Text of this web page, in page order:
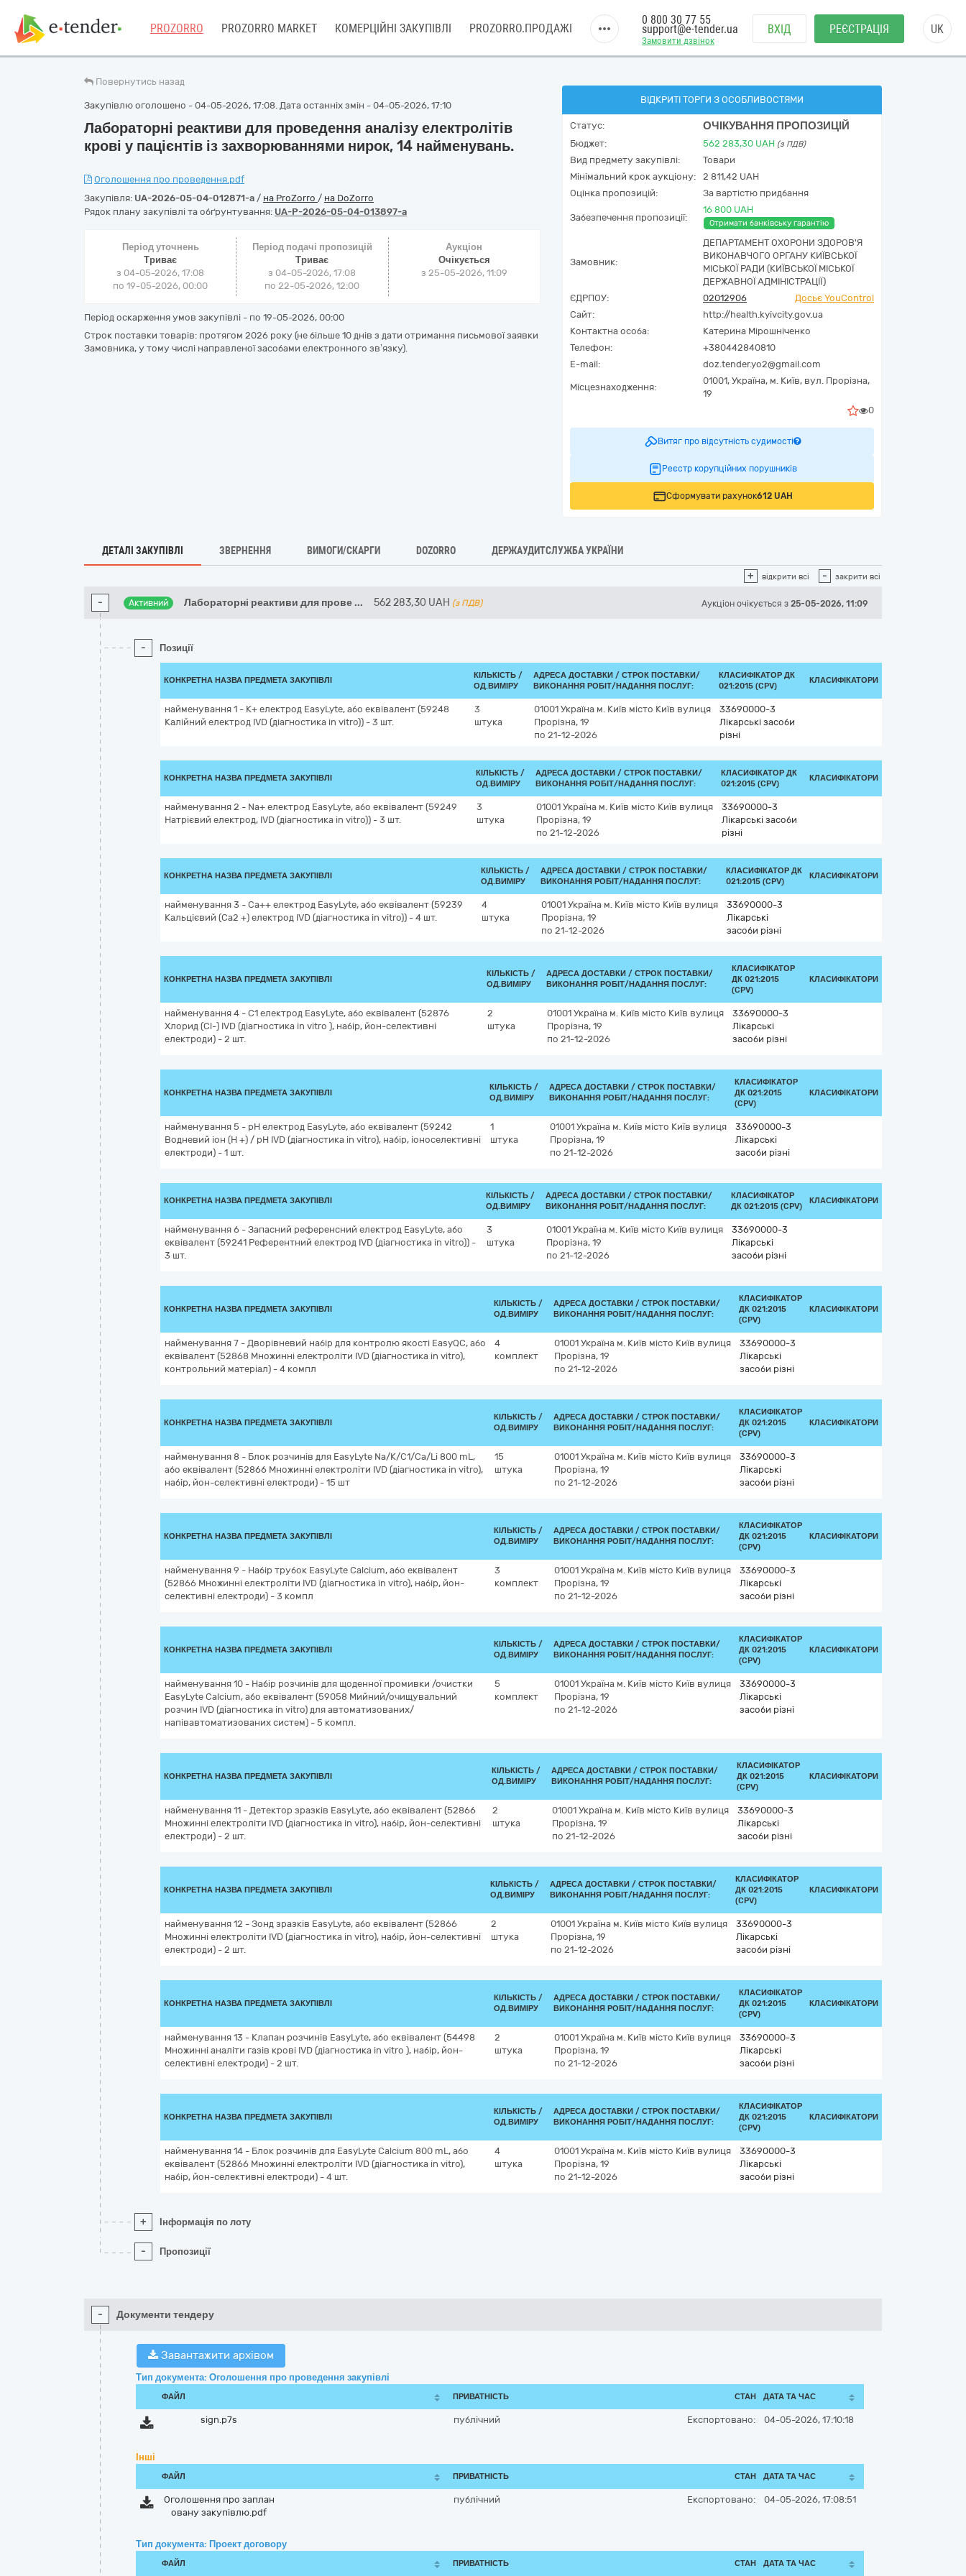
PROZORRO PROZORRO MARKET КОМЕРЦІЙНІ ЗАКУПІВЛІ PROZORRO.ПРОДАЖІ
Замовити дзвінок
0 800 30 77 55
support@e-tender.ua ВХІД РЕЄСТРАЦІЯ UK
Повернутись назад
Закупівлю оголошено - 04-05-2026, 17:08. Дата останніх змін - 04-05-2026, 17:10
Лабораторні реактиви для проведення аналізу електролітів
крові у пацієнтів із захворюваннями нирок, 14 найменувань.
Оголошення про проведення.pdf
Закупівля: UA-2026-05-04-012871-a / на ProZorro / на DoZorro
Рядок плану закупівлі та обґрунтування: UA-P-2026-05-04-013897-a
Період уточнень
Триває
з 04-05-2026, 17:08
по 19-05-2026, 00:00
Період подачі пропозицій
Триває
з 04-05-2026, 17:08
по 22-05-2026, 12:00
Аукціон
Очікується
з 25-05-2026, 11:09
Період оскарження умов закупівлі - по 19-05-2026, 00:00
Строк поставки товарів: протягом 2026 року (не більше 10 днів з дати отримання письмової заявки
Замовника, у тому числі направленої засобами електронного зв’язку).
ВІДКРИТІ ТОРГИ З ОСОБЛИВОСТЯМИ
Статус: ОЧІКУВАННЯ ПРОПОЗИЦІЙ
Бюджет: 562 283,30 UAH (з ПДВ)
Вид предмету закупівлі:
Товари
Мінімальний крок аукціону:
2 811,42 UAH
Оцінка пропозицій:
За вартістю придбання
Забезпечення пропозиції:
16 800 UAH
Отримати банківську гарантію
Замовник:
ДЕПАРТАМЕНТ ОХОРОНИ ЗДОРОВ'Я
ВИКОНАВЧОГО ОРГАНУ КИЇВСЬКОЇ
МІСЬКОЇ РАДИ (КИЇВСЬКОЇ МІСЬКОЇ
ДЕРЖАВНОЇ АДМІНІСТРАЦІЇ)
ЄДРПОУ:
02012906
Досьє YouControl
Сайт:
http://health.kyivcity.gov.ua
Контактна особа:
Катерина Мірошніченко
Телефон:
+380442840810
E-mail:
doz.tender.yo2@gmail.com
Місцезнаходження:
01001, Україна, м. Київ, вул. Прорізна,
19
0
Витяг про відсутність судимості
Реєстр корупційних порушників
Сформувати рахунок612 UAH
ДЕТАЛІ ЗАКУПІВЛІ ЗВЕРНЕННЯ ВИМОГИ/СКАРГИ DOZORRO ДЕРЖАУДИТСЛУЖБА УКРАЇНИ
+ відкрити всі - закрити всі
- Активний Лабораторні реактиви для прове ... 562 283,30 UAH (з ПДВ) Аукціон очікується з 25-05-2026, 11:09
- Позиції
КОНКРЕТНА НАЗВА ПРЕДМЕТА ЗАКУПІВЛІ
КІЛЬКІСТЬ /
ОД.ВИМІРУ
АДРЕСА ДОСТАВКИ / СТРОК ПОСТАВКИ/
ВИКОНАННЯ РОБІТ/НАДАННЯ ПОСЛУГ:
КЛАСИФІКАТОР ДК
021:2015 (CPV)
КЛАСИФІКАТОРИ
найменування 1 - K+ електрод EasyLyte, або еквівалент (59248
Калійний електрод IVD (діагностика in vitro)) - 3 шт.
3
штука
01001 Україна м. Київ місто Київ вулиця
Прорізна, 19
по 21-12-2026
33690000-3
Лікарські засоби
різні
КОНКРЕТНА НАЗВА ПРЕДМЕТА ЗАКУПІВЛІ
КІЛЬКІСТЬ /
ОД.ВИМІРУ
АДРЕСА ДОСТАВКИ / СТРОК ПОСТАВКИ/
ВИКОНАННЯ РОБІТ/НАДАННЯ ПОСЛУГ:
КЛАСИФІКАТОР ДК
021:2015 (CPV)
КЛАСИФІКАТОРИ
найменування 2 - Na+ електрод EasyLyte, або еквівалент (59249
Натрієвий електрод, IVD (діагностика in vitro)) - 3 шт.
3
штука
01001 Україна м. Київ місто Київ вулиця
Прорізна, 19
по 21-12-2026
33690000-3
Лікарські засоби
різні
КОНКРЕТНА НАЗВА ПРЕДМЕТА ЗАКУПІВЛІ
КІЛЬКІСТЬ /
ОД.ВИМІРУ
АДРЕСА ДОСТАВКИ / СТРОК ПОСТАВКИ/
ВИКОНАННЯ РОБІТ/НАДАННЯ ПОСЛУГ:
КЛАСИФІКАТОР ДК
021:2015 (CPV)
КЛАСИФІКАТОРИ
найменування 3 - Ca++ електрод EasyLyte, або еквівалент (59239
Кальцієвий (Ca2 +) електрод IVD (діагностика in vitro)) - 4 шт.
4
штука
01001 Україна м. Київ місто Київ вулиця
Прорізна, 19
по 21-12-2026
33690000-3
Лікарські
засоби різні
КОНКРЕТНА НАЗВА ПРЕДМЕТА ЗАКУПІВЛІ
КІЛЬКІСТЬ /
ОД.ВИМІРУ
АДРЕСА ДОСТАВКИ / СТРОК ПОСТАВКИ/
ВИКОНАННЯ РОБІТ/НАДАННЯ ПОСЛУГ:
КЛАСИФІКАТОР
ДК 021:2015
(CPV)
КЛАСИФІКАТОРИ
найменування 4 - C1 електрод EasyLyte, або еквівалент (52876
Хлорид (Cl-) IVD (діагностика in vitro ), набір, йон-селективні
електроди) - 2 шт.
2
штука
01001 Україна м. Київ місто Київ вулиця
Прорізна, 19
по 21-12-2026
33690000-3
Лікарські
засоби різні
КОНКРЕТНА НАЗВА ПРЕДМЕТА ЗАКУПІВЛІ
КІЛЬКІСТЬ /
ОД.ВИМІРУ
АДРЕСА ДОСТАВКИ / СТРОК ПОСТАВКИ/
ВИКОНАННЯ РОБІТ/НАДАННЯ ПОСЛУГ:
КЛАСИФІКАТОР
ДК 021:2015
(CPV)
КЛАСИФІКАТОРИ
найменування 5 - pH електрод EasyLyte, або еквівалент (59242
Водневий іон (H +) / pH IVD (діагностика in vitro), набір, іоноселективні
електроди) - 1 шт.
1
штука
01001 Україна м. Київ місто Київ вулиця
Прорізна, 19
по 21-12-2026
33690000-3
Лікарські
засоби різні
КОНКРЕТНА НАЗВА ПРЕДМЕТА ЗАКУПІВЛІ
КІЛЬКІСТЬ /
ОД.ВИМІРУ
АДРЕСА ДОСТАВКИ / СТРОК ПОСТАВКИ/
ВИКОНАННЯ РОБІТ/НАДАННЯ ПОСЛУГ:
КЛАСИФІКАТОР
ДК 021:2015 (CPV)
КЛАСИФІКАТОРИ
найменування 6 - Запасний референсний електрод EasyLyte, або
еквівалент (59241 Референтний електрод IVD (діагностика in vitro)) -
3 шт.
3
штука
01001 Україна м. Київ місто Київ вулиця
Прорізна, 19
по 21-12-2026
33690000-3
Лікарські
засоби різні
КОНКРЕТНА НАЗВА ПРЕДМЕТА ЗАКУПІВЛІ
КІЛЬКІСТЬ /
ОД.ВИМІРУ
АДРЕСА ДОСТАВКИ / СТРОК ПОСТАВКИ/
ВИКОНАННЯ РОБІТ/НАДАННЯ ПОСЛУГ:
КЛАСИФІКАТОР
ДК 021:2015
(CPV)
КЛАСИФІКАТОРИ
найменування 7 - Дворівневий нaбіp для контролю якості EasyQC, або
еквівалент (52868 Множинні електроліти IVD (діагностика in vitro),
контрольний матеріал) - 4 компл
4
комплект
01001 Україна м. Київ місто Київ вулиця
Прорізна, 19
по 21-12-2026
33690000-3
Лікарські
засоби різні
КОНКРЕТНА НАЗВА ПРЕДМЕТА ЗАКУПІВЛІ
КІЛЬКІСТЬ /
ОД.ВИМІРУ
АДРЕСА ДОСТАВКИ / СТРОК ПОСТАВКИ/
ВИКОНАННЯ РОБІТ/НАДАННЯ ПОСЛУГ:
КЛАСИФІКАТОР
ДК 021:2015
(CPV)
КЛАСИФІКАТОРИ
найменування 8 - Блок розчинів для EasyLyte Na/K/C1/Ca/Li 800 mL,
або еквівалент (52866 Множинні електроліти IVD (діагностика in vitro),
набір, йон-селективні електроди) - 15 шт
15
штука
01001 Україна м. Київ місто Київ вулиця
Прорізна, 19
по 21-12-2026
33690000-3
Лікарські
засоби різні
КОНКРЕТНА НАЗВА ПРЕДМЕТА ЗАКУПІВЛІ
КІЛЬКІСТЬ /
ОД.ВИМІРУ
АДРЕСА ДОСТАВКИ / СТРОК ПОСТАВКИ/
ВИКОНАННЯ РОБІТ/НАДАННЯ ПОСЛУГ:
КЛАСИФІКАТОР
ДК 021:2015
(CPV)
КЛАСИФІКАТОРИ
найменування 9 - Haбip трубок EasyLyte Calсium, або еквівалент
(52866 Множинні електроліти IVD (діагностика in vitro), набір, йон-
селективні електроди) - 3 компл
3
комплект
01001 Україна м. Київ місто Київ вулиця
Прорізна, 19
по 21-12-2026
33690000-3
Лікарські
засоби різні
КОНКРЕТНА НАЗВА ПРЕДМЕТА ЗАКУПІВЛІ
КІЛЬКІСТЬ /
ОД.ВИМІРУ
АДРЕСА ДОСТАВКИ / СТРОК ПОСТАВКИ/
ВИКОНАННЯ РОБІТ/НАДАННЯ ПОСЛУГ:
КЛАСИФІКАТОР
ДК 021:2015
(CPV)
КЛАСИФІКАТОРИ
найменування 10 - Набір розчинів для щоденної промивки /очистки
EasyLyte Calcium, або еквівалент (59058 Мийний/очищувальний
розчин IVD (діагностика in vitro) для автоматизованих/
напівавтоматизованих систем) - 5 компл.
5
комплект
01001 Україна м. Київ місто Київ вулиця
Прорізна, 19
по 21-12-2026
33690000-3
Лікарські
засоби різні
КОНКРЕТНА НАЗВА ПРЕДМЕТА ЗАКУПІВЛІ
КІЛЬКІСТЬ /
ОД.ВИМІРУ
АДРЕСА ДОСТАВКИ / СТРОК ПОСТАВКИ/
ВИКОНАННЯ РОБІТ/НАДАННЯ ПОСЛУГ:
КЛАСИФІКАТОР
ДК 021:2015
(CPV)
КЛАСИФІКАТОРИ
найменування 11 - Детектор зразків EasyLyte, або еквівалент (52866
Множинні електроліти IVD (діагностика in vitro), набір, йон-селективні
електроди) - 2 шт.
2
штука
01001 Україна м. Київ місто Київ вулиця
Прорізна, 19
по 21-12-2026
33690000-3
Лікарські
засоби різні
КОНКРЕТНА НАЗВА ПРЕДМЕТА ЗАКУПІВЛІ
КІЛЬКІСТЬ /
ОД.ВИМІРУ
АДРЕСА ДОСТАВКИ / СТРОК ПОСТАВКИ/
ВИКОНАННЯ РОБІТ/НАДАННЯ ПОСЛУГ:
КЛАСИФІКАТОР
ДК 021:2015
(CPV)
КЛАСИФІКАТОРИ
найменування 12 - Зонд зразків EasyLyte, або еквівалент (52866
Множинні електроліти IVD (діагностика in vitro), набір, йон-селективні
електроди) - 2 шт.
2
штука
01001 Україна м. Київ місто Київ вулиця
Прорізна, 19
по 21-12-2026
33690000-3
Лікарські
засоби різні
КОНКРЕТНА НАЗВА ПРЕДМЕТА ЗАКУПІВЛІ
КІЛЬКІСТЬ /
ОД.ВИМІРУ
АДРЕСА ДОСТАВКИ / СТРОК ПОСТАВКИ/
ВИКОНАННЯ РОБІТ/НАДАННЯ ПОСЛУГ:
КЛАСИФІКАТОР
ДК 021:2015
(CPV)
КЛАСИФІКАТОРИ
найменування 13 - Клапан розчинів EasyLyte, або еквівалент (54498
Множинні аналіти газів крові IVD (діагностика in vitro ), набір, йон-
селективні електроди) - 2 шт.
2
штука
01001 Україна м. Київ місто Київ вулиця
Прорізна, 19
по 21-12-2026
33690000-3
Лікарські
засоби різні
КОНКРЕТНА НАЗВА ПРЕДМЕТА ЗАКУПІВЛІ
КІЛЬКІСТЬ /
ОД.ВИМІРУ
АДРЕСА ДОСТАВКИ / СТРОК ПОСТАВКИ/
ВИКОНАННЯ РОБІТ/НАДАННЯ ПОСЛУГ:
КЛАСИФІКАТОР
ДК 021:2015
(CPV)
КЛАСИФІКАТОРИ
найменування 14 - Блок розчинів для EasyLyte Calcium 800 mL, або
еквівалент (52866 Множинні електроліти IVD (діагностика in vitro),
набір, йон-селективні електроди) - 4 шт.
4
штука
01001 Україна м. Київ місто Київ вулиця
Прорізна, 19
по 21-12-2026
33690000-3
Лікарські
засоби різні
+ Інформація по лоту
- Пропозиції
- Документи тендеру
Завантажити архівом
Тип документа: Оголошення про проведення закупівлі
ФАЙЛ ПРИВАТНІСТЬ СТАН ДАТА ТА ЧАС
sign.p7s публічний Експортовано: 04-05-2026, 17:10:18
Інші
ФАЙЛ ПРИВАТНІСТЬ СТАН ДАТА ТА ЧАС
Оголошення про заплан
овану закупівлю.pdf
публічний Експортовано: 04-05-2026, 17:08:51
Тип документа: Проект договору
ФАЙЛ ПРИВАТНІСТЬ СТАН ДАТА ТА ЧАС